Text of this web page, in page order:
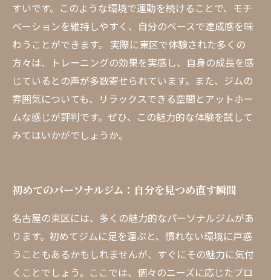
すいです。このような環境で運動を続けることで、モチ
ベーションを維持しやすく、自分のペースで達成感を味
わうことができます。 実際に東区で体験された多くの
方々は、トレーニングの効果を実感し、自身の成長を感
じているとの声が多数寄せられています。また、ジムの
雰囲気についても、リラックスできる空間とアットホー
ムな感じが評判です。ぜひ、この魅力的な体験を試して
みてはいかがでしょうか。
初めてのパーソナルジム：自分を見つめ直す瞬間
名古屋の東区には、多くの魅力的なパーソナルジムがあ
ります。初めてジムに足を運ぶと、慣れない環境に戸惑
うこともあるかもしれませんが、すぐにその魅力に気付
くことでしょう。ここでは、個々のニーズに応じたプロ